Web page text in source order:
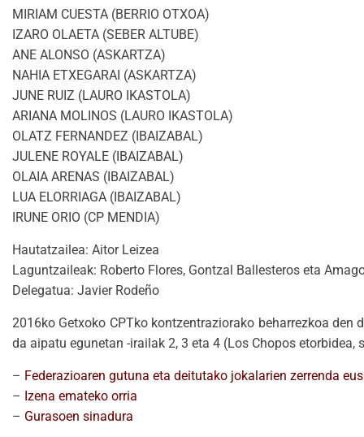
MIRIAM CUESTA (BERRIO OTXOA)
IZARO OLAETA (SEBER ALTUBE)
ANE ALONSO (ASKARTZA)
NAHIA ETXEGARAI (ASKARTZA)
JUNE RUIZ (LAURO IKASTOLA)
ARIANA MOLINOS (LAURO IKASTOLA)
OLATZ FERNANDEZ (IBAIZABAL)
JULENE ROYALE (IBAIZABAL)
OLAIA ARENAS (IBAIZABAL)
LUA ELORRIAGA (IBAIZABAL)
IRUNE ORIO (CP MENDIA)
Hautatzailea: Aitor Leizea
Laguntzaileak: Roberto Flores, Gontzal Ballesteros eta
Delegatua: Javier Rodeño
2016ko Getxoko CPTko kontzentraziorako beharrezkoa
da aipatu egunetan -irailak 2, 3 eta 4 (Los Chopos etorbidea,
– Federazioaren gutuna eta deitutako jokalarien zerrenda
– Izena emateko orria
– Gurasoen sinadura